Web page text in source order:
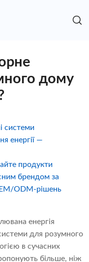
дому
системи
енергії —
продукти
брендом за
ODM-рішень
енергія
для розумного
в сучасних
більше, ніж